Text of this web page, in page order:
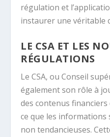
régulation et
instaurer une véritable
LE CSA ET LES
RÉGULATIONS
Le CSA, ou Conseil
également son rôle à
des contenus
ce que les
non tendancieuses.